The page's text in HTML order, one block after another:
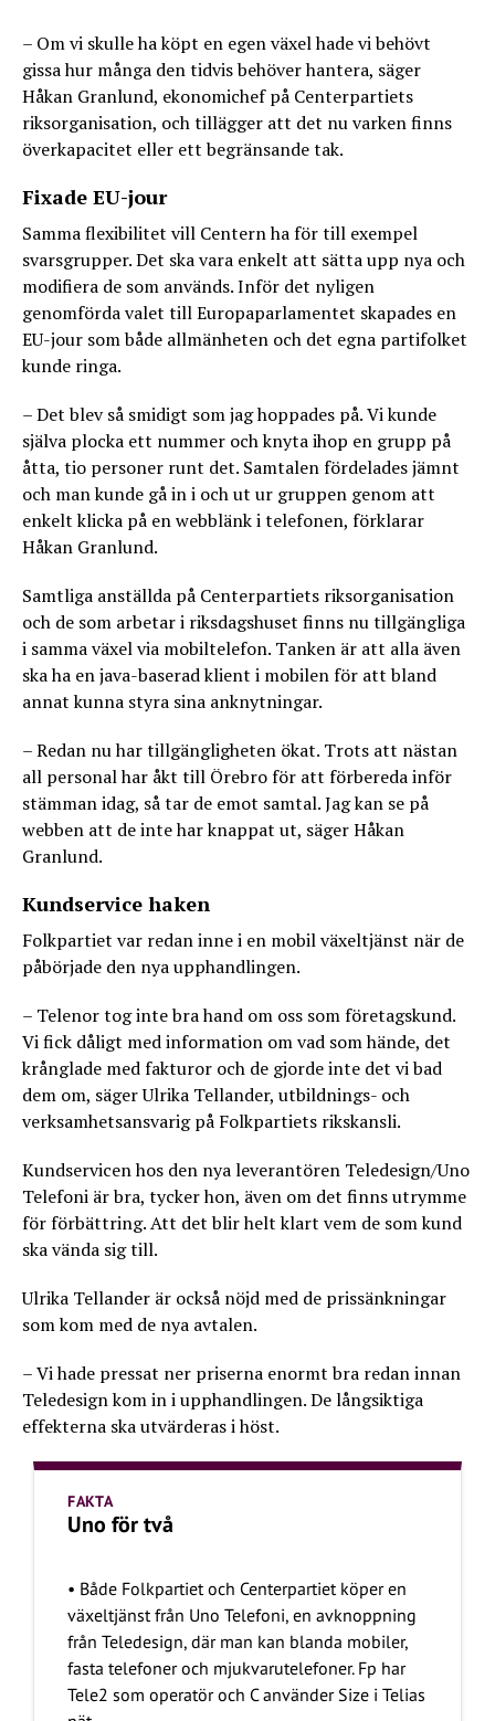
– Om vi skulle ha köpt en egen växel hade vi behövt
gissa hur många den tidvis behöver hantera, säger
Håkan Granlund, ekonomichef på Centerpartiets
riksorganisation, och tillägger att det nu varken finns
överkapacitet eller ett begränsande tak.
Fixade EU-jour
Samma flexibilitet vill Centern ha för till exempel
svarsgrupper. Det ska vara enkelt att sätta upp nya och
modifiera de som används. Inför det nyligen
genomförda valet till Europaparlamentet skapades en
EU-jour som både allmänheten och det egna partifolket
kunde ringa.
– Det blev så smidigt som jag hoppades på. Vi kunde
själva plocka ett nummer och knyta ihop en grupp på
åtta, tio personer runt det. Samtalen fördelades jämnt
och man kunde gå in i och ut ur gruppen genom att
enkelt klicka på en webblänk i telefonen, förklarar
Håkan Granlund.
Samtliga anställda på Centerpartiets riksorganisation
och de som arbetar i riksdagshuset finns nu tillgängliga
i samma växel via mobiltelefon. Tanken är att alla även
ska ha en java-baserad klient i mobilen för att bland
annat kunna styra sina anknytningar.
– Redan nu har tillgängligheten ökat. Trots att nästan
all personal har åkt till Örebro för att förbereda inför
stämman idag, så tar de emot samtal. Jag kan se på
webben att de inte har knappat ut, säger Håkan
Granlund.
Kundservice haken
Folkpartiet var redan inne i en mobil växeltjänst när de
påbörjade den nya upphandlingen.
– Telenor tog inte bra hand om oss som företagskund.
Vi fick dåligt med information om vad som hände, det
krånglade med fakturor och de gjorde inte det vi bad
dem om, säger Ulrika Tellander, utbildnings- och
verksamhetsansvarig på Folkpartiets rikskansli.
Kundservicen hos den nya leverantören Teledesign/Uno
Telefoni är bra, tycker hon, även om det finns utrymme
för förbättring. Att det blir helt klart vem de som kund
ska vända sig till.
Ulrika Tellander är också nöjd med de prissänkningar
som kom med de nya avtalen.
– Vi hade pressat ner priserna enormt bra redan innan
Teledesign kom in i upphandlingen. De långsiktiga
effekterna ska utvärderas i höst.
FAKTA
Uno för två
• Både Folkpartiet och Centerpartiet köper en
växeltjänst från Uno Telefoni, en avknoppning
från Teledesign, där man kan blanda mobiler,
fasta telefoner och mjukvarutelefoner. Fp har
Tele2 som operatör och C använder Size i Telias